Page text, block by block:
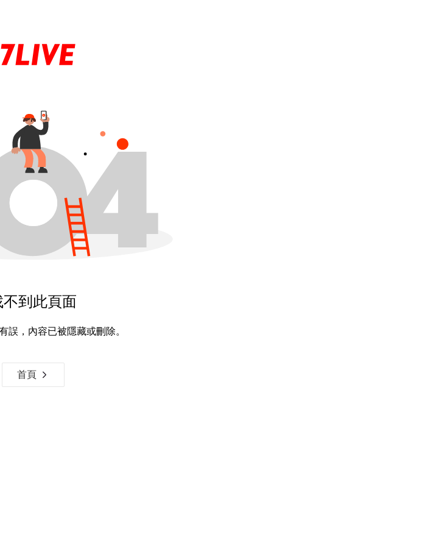
到此頁面
誤，內容已被隱藏或刪除。
首頁